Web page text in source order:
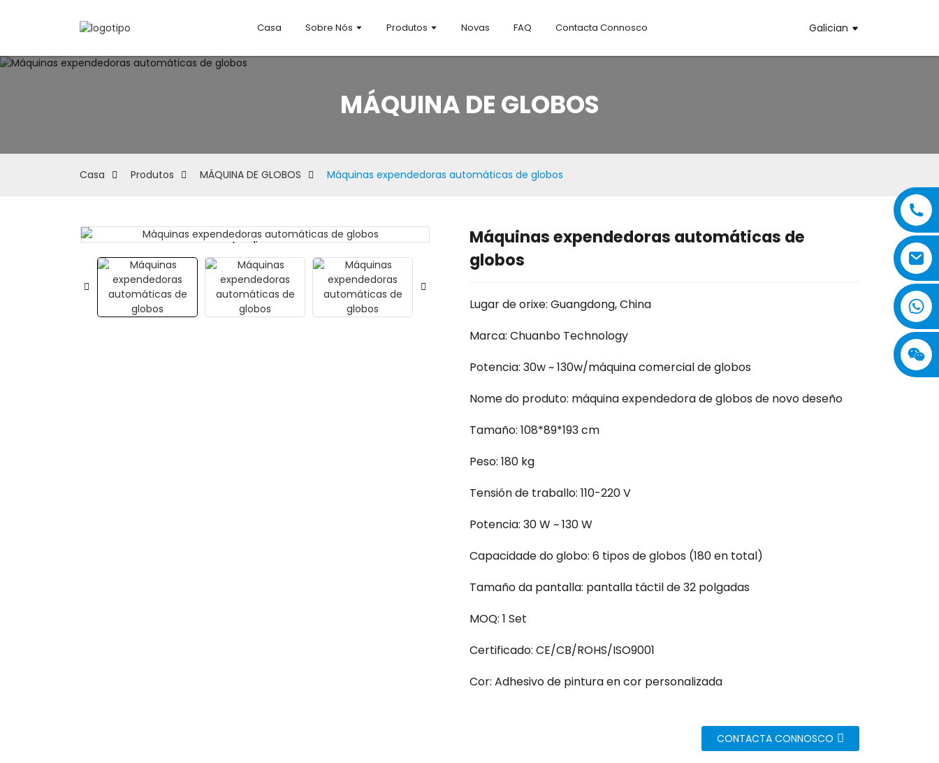
Casa Sobre Nós Produtos Novas FAQ Contacta Connosco Galician
MÁQUINA DE GLOBOS
Casa Produtos MÁQUINA DE GLOBOS Máquinas expendedoras automáticas de globos
Loading...
Loading... Loading...
Loading...
Máquinas expendedoras automáticas de
globos
Lugar de orixe: Guangdong, China
Marca: Chuanbo Technology
Potencia: 30w ~ 130w/máquina comercial de globos
Nome do produto: máquina expendedora de globos de novo deseño
Tamaño: 108*89*193 cm
Peso: 180 kg
Tensión de traballo: 110-220 V
Potencia: 30 W ~ 130 W
Capacidade do globo: 6 tipos de globos (180 en total)
Tamaño da pantalla: pantalla táctil de 32 polgadas
MOQ: 1 Set
Certificado: CE/CB/ROHS/ISO9001
Cor: Adhesivo de pintura en cor personalizada
CONTACTA CONNOSCO